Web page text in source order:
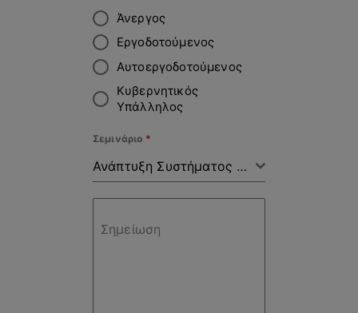
Άνεργος
Εργοδοτούμενος
Αυτοεργοδοτούμενος
Κυβερνητικός
Υπάλληλος
Σεμινάριο *
Ανάπτυξη Συστήματος Διαχείρισης Αποβλήτων και εξοικονόμηση πόρων στις Επιχειρήσεις
Σημείωση